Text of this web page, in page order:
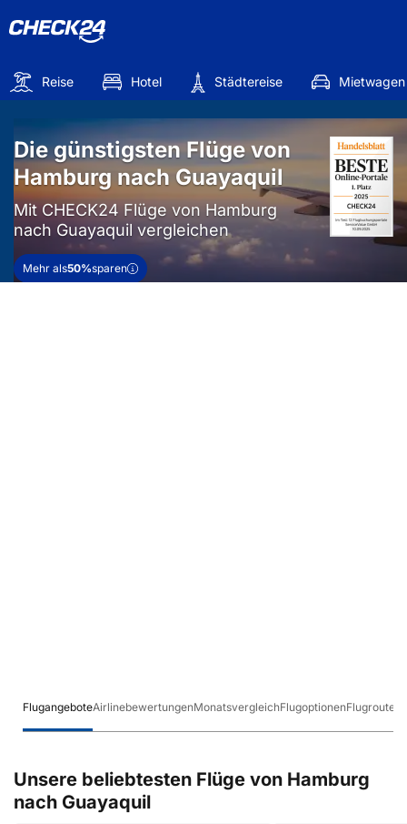
Reise Hotel Städtereise Mietwagen
Die günstigsten Flüge von
Hamburg nach Guayaquil
Mit CHECK24 Flüge von Hamburg
nach Guayaquil vergleichen
Mehr als50%sparen
FlugangeboteAirlinebewertungenMonatsvergleichFlugoptionenFlugrouten
Unsere beliebtesten Flüge von Hamburg
nach Guayaquil